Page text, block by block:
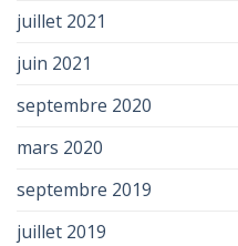
juillet 2021
juin 2021
septembre 2020
mars 2020
septembre 2019
juillet 2019